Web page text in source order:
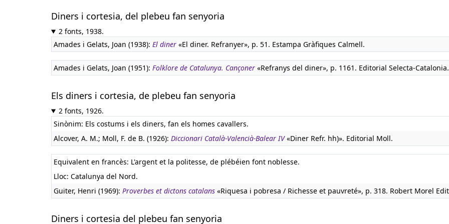
Diners i cortesia, del plebeu fan senyoria
2 fonts, 1938.
Amades i Gelats, Joan (1938): El diner «El diner. Refranyer», p. 51. Estampa Gràfiques Calmell.
Amades i Gelats, Joan (1951): Folklore de Catalunya. Cançoner «Refranys del diner», p. 1161. Editorial Selecta-Catalonia.
Els diners i cortesia, de plebeu fan senyoria
2 fonts, 1926.
Sinònim: Els costums i els diners, fan els homes cavallers.
Alcover, A. M.; Moll, F. de B. (1926): Diccionari Català-Valencià-Balear IV«Diner Refr. hh)». Editorial Moll.
Equivalent en francès: L'argent et la politesse, de plébéien font noblesse.
Lloc: Catalunya del Nord.
Guiter, Henri (1969): Proverbes et dictons catalans «Riquesa i pobresa / Richesse et pauvreté», p. 318. Robert Morel
Diners i cortesia del plebeu fan senyoria